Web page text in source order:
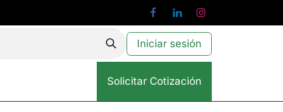
Iniciar sesión
Solicitar Cotización